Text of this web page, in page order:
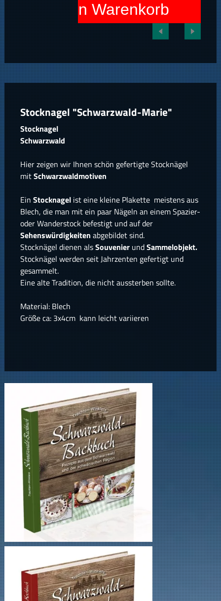
In den Warenkorb
Stocknagel "Schwarzwald-Marie"
Stocknagel
Schwarzwald
Hier zeigen wir Ihnen schön gefertigte Stocknägel
mitSchwarzwaldmotiven
Ein Stocknagelist eine kleine Plakette meistens aus
Blech, die man mit ein paar Nägeln an einem Spazier-
oder Wanderstock befestigt und auf der
Sehenswürdigkeiten abgebildet sind.
Stocknägel dienen alsSouvenierundSammelobjekt.
Stocknägel werden seit Jahrzenten gefertigt und
gesammelt.
Eine alte Tradition, die nicht aussterben sollte.
Material: Blech
Größe ca: 3x4cm kann leicht variieren